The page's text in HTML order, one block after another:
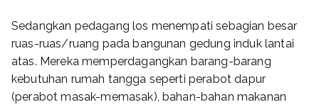
Sedangkan pedagang los menempati sebagian besar
ruas-ruas/ruang pada bangunan gedung induk lantai
atas. Mereka memperdagangkan barang-barang
kebutuhan rumah tangga seperti perabot dapur
(perabot masak-memasak), bahan-bahan makanan